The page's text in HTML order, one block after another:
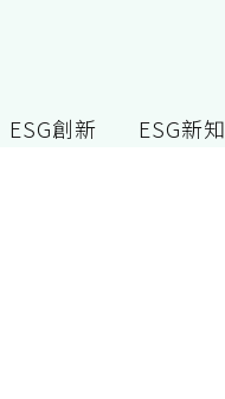
ESG創新 ESG新知